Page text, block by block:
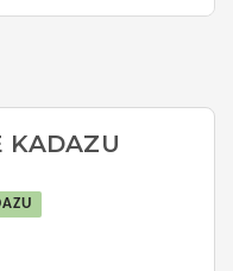
KADAZU